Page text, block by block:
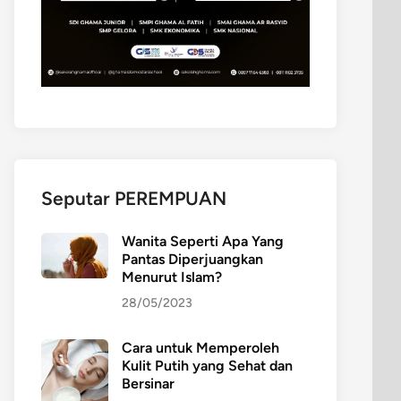
Seputar PEREMPUAN
Wanita Seperti Apa Yang
Pantas Diperjuangkan
Menurut Islam?
28/05/2023
Cara untuk Memperoleh
Kulit Putih yang Sehat dan
Bersinar